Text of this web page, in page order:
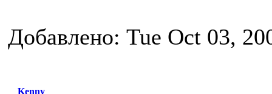
Добавлено: Tue Oct 03,
Kenny